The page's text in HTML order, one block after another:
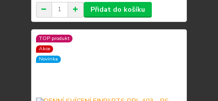
Přidat do košíku
TOP produkt
Akce
Novinka